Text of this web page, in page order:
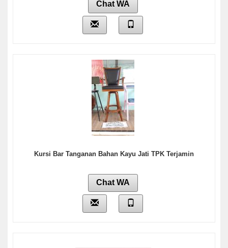
Chat WA
Kursi Bar Tanganan Bahan Kayu Jati TPK Terjamin
Chat WA